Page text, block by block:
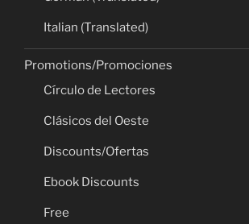
Italian (Translated)
Promotions/Promociones
Círculo de Lectores
Clásicos del Oeste
Discounts/Ofertas
Ebook Discounts
Free